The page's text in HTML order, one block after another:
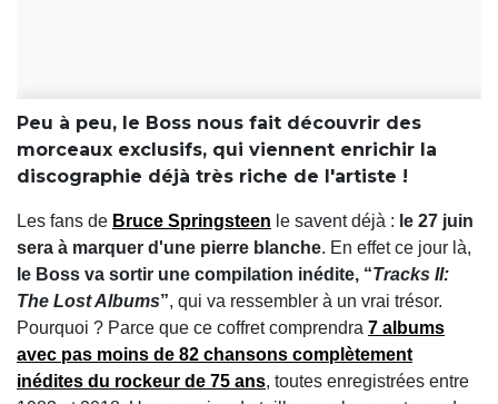
Peu à peu, le Boss nous fait découvrir des
morceaux exclusifs, qui viennent enrichir la
discographie déjà très riche de l'artiste !
Les fans de Bruce Springsteen le savent déjà : le 27 juin
sera à marquer d'une pierre blanche. En effet ce jour là,
le Boss va sortir une compilation inédite, “Tracks II:
The Lost Albums”, qui va ressembler à un vrai trésor.
Pourquoi ? Parce que ce coffret comprendra 7 albums
avec pas moins de 82 chansons complètement
inédites du rockeur de 75 ans, toutes enregistrées entre